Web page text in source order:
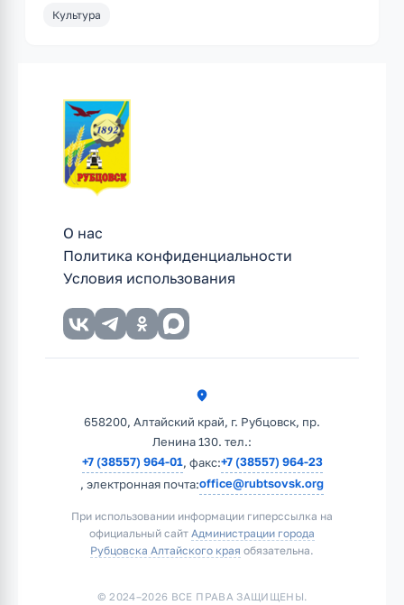
Культура
О нас
Политика конфиденциальности
Условия использования
658200, Алтайский край, г. Рубцовск, пр.
Ленина 130. тел.:
+7 (38557) 964-01, факс:+7 (38557) 964-23
, электронная почта:office@rubtsovsk.org
При использовании информации гиперссылка на
официальный сайт Администрации города
Рубцовска Алтайского края обязательна.
© 2024–2026 ВСЕ ПРАВА ЗАЩИЩЕНЫ.